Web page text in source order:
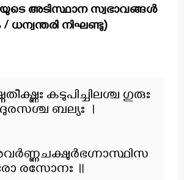
അടിസ്ഥാന സ്വഭാവങ്ങൾ
ധന്വന്തരി നിഘണ്ടു)
കടുപിച്ചിലശ്ച ഗുരുഃ
ബല്യഃ ।
രസോനഃ ॥